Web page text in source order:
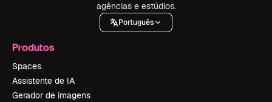
agências e estúdios.
Português
Produtos
Spaces
Assistente de IA
Gerador de imagens